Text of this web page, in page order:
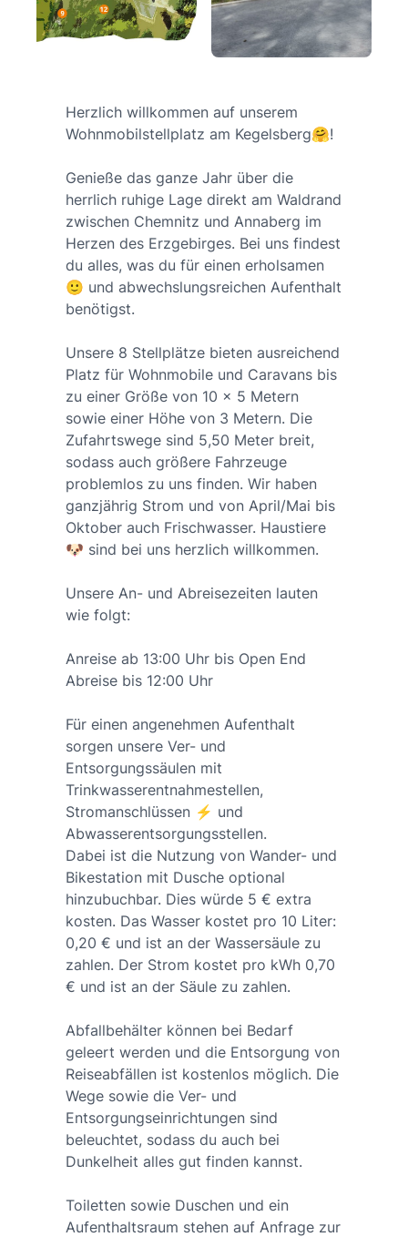
Herzlich willkommen auf unserem
Wohnmobilstellplatz am Kegelsberg🤗!
Genieße das ganze Jahr über die
herrlich ruhige Lage direkt am Waldrand
zwischen Chemnitz und Annaberg im
Herzen des Erzgebirges. Bei uns findest
du alles, was du für einen erholsamen
🙂 und abwechslungsreichen Aufenthalt
benötigst.
Unsere 8 Stellplätze bieten ausreichend
Platz für Wohnmobile und Caravans bis
zu einer Größe von 10 x 5 Metern
sowie einer Höhe von 3 Metern. Die
Zufahrtswege sind 5,50 Meter breit,
sodass auch größere Fahrzeuge
problemlos zu uns finden. Wir haben
ganzjährig Strom und von April/Mai bis
Oktober auch Frischwasser. Haustiere
🐶 sind bei uns herzlich willkommen.
Unsere An- und Abreisezeiten lauten
wie folgt:
Anreise ab 13:00 Uhr bis Open End
Abreise bis 12:00 Uhr
Für einen angenehmen Aufenthalt
sorgen unsere Ver- und
Entsorgungssäulen mit
Trinkwasserentnahmestellen,
Stromanschlüssen ⚡️ und
Abwasserentsorgungsstellen.
Dabei ist die Nutzung von Wander- und
Bikestation mit Dusche optional
hinzubuchbar. Dies würde 5 € extra
kosten. Das Wasser kostet pro 10 Liter:
0,20 € und ist an der Wassersäule zu
zahlen. Der Strom kostet pro kWh 0,70
€ und ist an der Säule zu zahlen.
Abfallbehälter können bei Bedarf
geleert werden und die Entsorgung von
Reiseabfällen ist kostenlos möglich. Die
Wege sowie die Ver- und
Entsorgungseinrichtungen sind
beleuchtet, sodass du auch bei
Dunkelheit alles gut finden kannst.
Toiletten sowie Duschen und ein
Aufenthaltsraum stehen auf Anfrage zur